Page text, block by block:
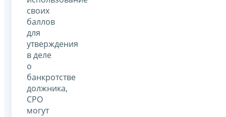
своих
баллов
для
утверждения
в деле
о
банкротстве
должника,
СРО
могут